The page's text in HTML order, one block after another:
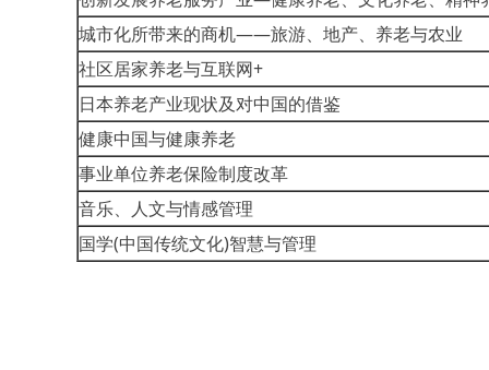
城市化所带来的商机——旅游、地产、养老与农业
社区居家养老与互联网+
日本养老产业现状及对中国的借鉴
健康中国与健康养老
事业单位养老保险制度改革
音乐、人文与情感管理
国学(中国传统文化)智慧与管理